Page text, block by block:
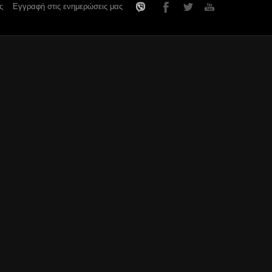
Εγγραφή στις ενημερώσεις μας